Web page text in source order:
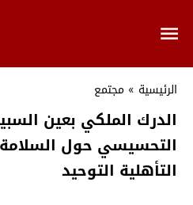
الرئيسية » مجتمع
الدرك الملكي بعين
التحسيسي حول السلامة
التأهلية التوحيد